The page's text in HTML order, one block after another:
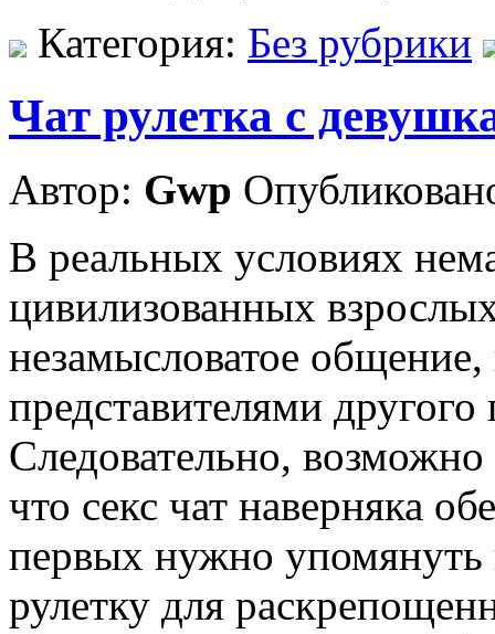
Категория: Без рубрики
Чат рулетка с
Автор: Gwp
В реальных условиях
цивилизованных
незамысловатое
представителями
Следовательно,
что секс чат наверняка
первых нужно упомянуть
рулетку для